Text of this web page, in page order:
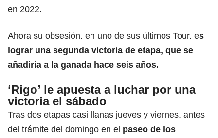
en 2022.
Ahora su obsesión, en uno de sus últimos Tour, es
lograr una segunda victoria de etapa, que se
añadiría a la ganada hace seis años.
‘Rigo’ le apuesta a luchar por una
victoria el sábado
Tras dos etapas casi llanas jueves y viernes, antes
del trámite del domingo en el paseo de los